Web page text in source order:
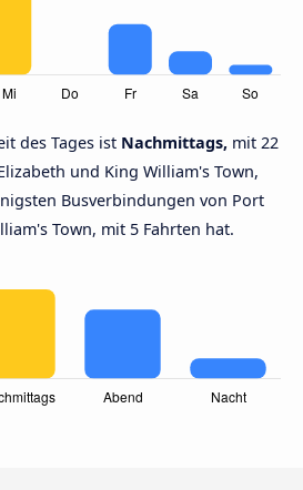
des Tages ist Nachmittags, mit 22
und King William's Town,
Busverbindungen von Port
Town, mit 5 Fahrten hat.